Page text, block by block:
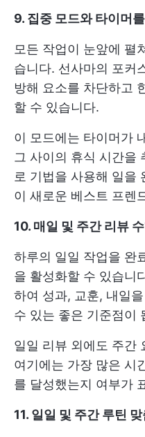
9. 집중 모드와 타이머
모든 작업이 눈앞에 펼
습니다. 선사마의 포커
방해 요소를 차단하고
할 수 있습니다.
이 모드에는 타이머가
그 사이의 휴식 시간을
로 기법을 사용해 일을
이 새로운 베스트 프렌
10. 매일 및 주간 리뷰
하루의 일일 작업을 완
을 활성화할 수 있습니
하여 성과, 교훈, 내일
수 있는 좋은 기준점
일일 리뷰 외에도 주간
여기에는 가장 많은 시
를 달성했는지 여부가
11. 일일 및 주간 루틴